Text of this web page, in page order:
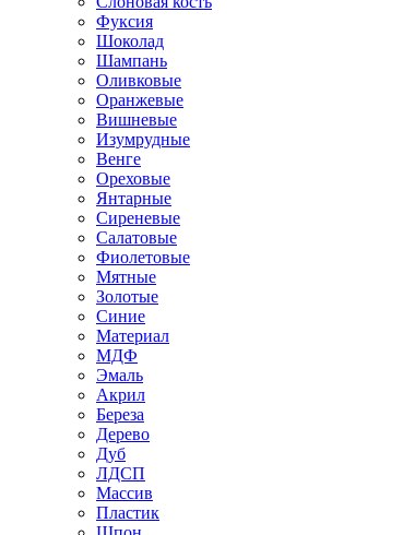
Фуксия
Шоколад
Шампань
Оливковые
Оранжевые
Вишневые
Изумрудные
Венге
Ореховые
Янтарные
Сиреневые
Салатовые
Фиолетовые
Мятные
Золотые
Синие
Материал
МДФ
Эмаль
Акрил
Береза
Дерево
Дуб
ЛДСП
Массив
Пластик